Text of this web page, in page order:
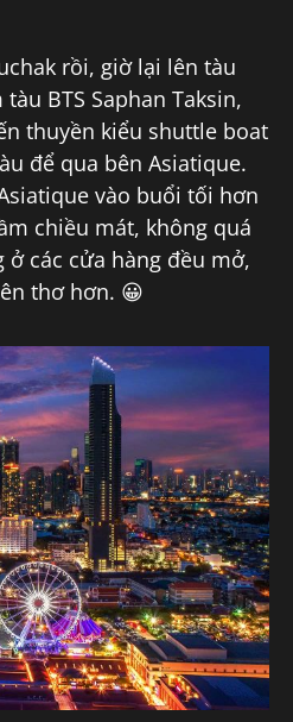
rồi, giờ lại lên tàu
BTS Saphan Taksin,
thuyền kiểu shuttle boat
để qua bên Asiatique.
vào buổi tối hơn
chiều mát, không quá
ở các cửa hàng đều mở,
thơ hơn. 😀